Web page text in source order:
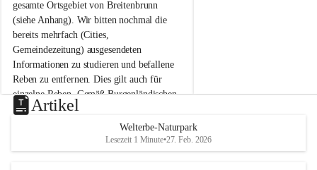
u
n
n
a
m
N
e
u
s
d
gesamte Ortsgebiet von Breitenbrunn
(siehe Anhang). Wir bitten nochmal die
bereits mehrfach (Cities,
Gemeindezeitung) ausgesendeten
Informationen zu studieren und befallene
Reben zu entfernen. Dies gilt auch für
einzelne Reben. Gemäß Burgenländischen
Weinbaugesetz sind nicht gepflegte oder
unzulässige Weingärten zu roden! Bitte
helfen wir zusammen um unsere Winzer
vor den prognostizierten Ernteausfällen
u
e
d
Artikel
Welterbe-Naturpark
Lesezeit 1 Minute•27. Feb. 2026